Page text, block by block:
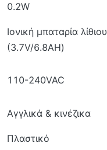
0.2W
Ιονική μπαταρία λίθιου
(3.7V/6.8AH)
110-240VAC
Αγγλικά & κινέζικα
Πλαστικό